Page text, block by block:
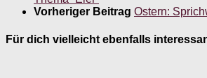
Vorheriger Beitrag Ostern:
Für dich vielleicht ebenfalls